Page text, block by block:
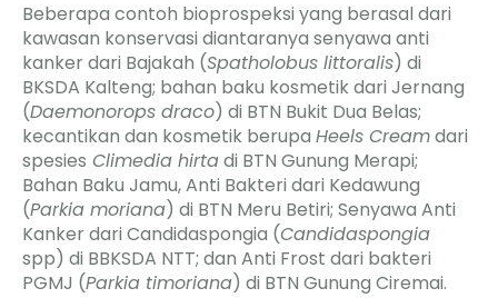
Beberapa contoh bioprospeksi yang berasal dari
kawasan konservasi diantaranya senyawa anti
kanker dari Bajakah (Spatholobus littoralis) di
BKSDA Kalteng; bahan baku kosmetik dari Jernang
(Daemonorops draco) di BTN Bukit Dua Belas;
kecantikan dan kosmetik berupa Heels Creamdari
spesies Climedia hirtadi BTN Gunung Merapi;
Bahan Baku Jamu, Anti Bakteri dari Kedawung
(Parkia moriana) di BTN Meru Betiri; Senyawa Anti
Kanker dari Candidaspongia (Candidaspongia
spp) di BBKSDA NTT; dan Anti Frost dari bakteri
PGMJ (Parkia timoriana) di BTN Gunung Ciremai.